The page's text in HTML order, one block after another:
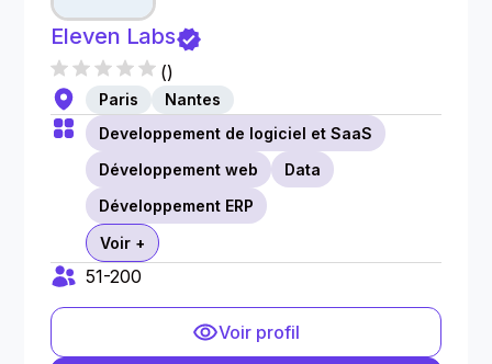
Eleven Labs
()
Paris
Nantes
Developpement de logiciel et SaaS
Développement web
Data
Développement ERP
Voir +
51-200
Voir profil